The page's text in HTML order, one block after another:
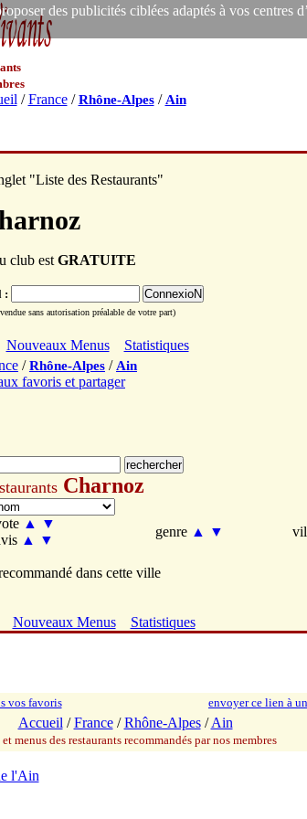
des publicités ciblées adaptés à vos centres
/France/Rhône-Alpes/ Ain
"Liste des Restaurants"
club est GRATUITE
:
sans autorisation préalable de votre part)
Nouveaux Menus
Statistiques
/Rhône-Alpes / Ain
Charnoz
▲
▼
▲ ▼
genre ▲ ▼
dans cette ville
Nouveaux Menus Statistiques
vos favoris envoyer ce lien à
Accueil /France/Rhône-Alpes/Ain
menus des restaurants recommandés par nos membres
l'Ain